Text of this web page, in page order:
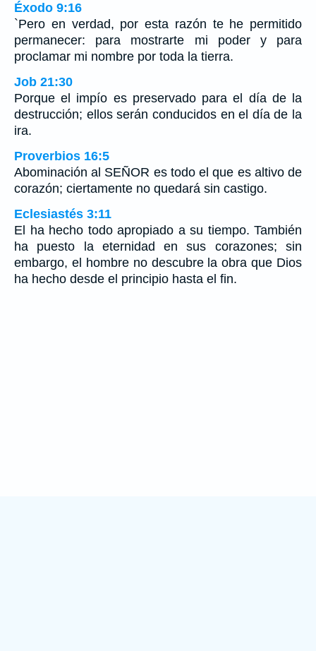
Éxodo 9:16
`Pero en verdad, por esta razón te he permitido
permanecer: para mostrarte mi poder y para
proclamar mi nombre por toda la tierra.
Job 21:30
Porque el impío es preservado para el día de la
destrucción; ellos serán conducidos en el día de la
ira.
Proverbios 16:5
Abominación al SEÑOR es todo el que es altivo de
corazón; ciertamente no quedará sin castigo.
Eclesiastés 3:11
El ha hecho todo apropiado a su tiempo. También
ha puesto la eternidad en sus corazones; sin
embargo, el hombre no descubre la obra que Dios
ha hecho desde el principio hasta el fin.